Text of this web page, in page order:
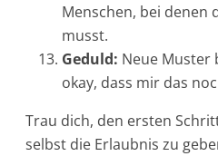
Menschen, bei denen
musst.
Geduld: Neue Muster
okay, dass mir das
Trau dich, den ersten
selbst die Erlaubnis zu